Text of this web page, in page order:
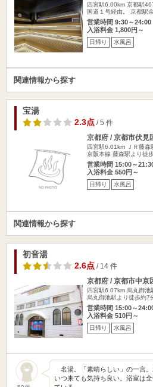
四宮駅6.00km 京都駅
国道１号経由。 京都駅
営業時間 9:30～24:00
入浴料金 1,800円～
日帰り 水風呂
関連情報から探す
宝湯
2.3点/ 5 件
京都府 / 京都市伏見
四宮駅6.01km
ＪＲ藤
京阪本線 藤森駅より徒
営業時間 15:00～
入浴料金 550円～
日帰り 水風呂
関連情報から探す
初音湯
2.6点/ 14 件
京都府 / 京都市中京
四宮駅6.07km 烏丸御池
烏丸御池駅より徒歩約7
営業時間 15:00～
入浴料金 510円～
日帰り 水風呂
名湯。「素晴らしい」の一言。
いつ来ても気持ち良い。浴室は